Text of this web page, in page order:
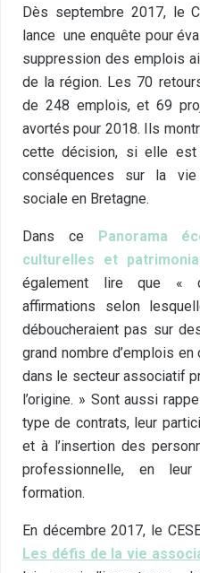
Dès septembre 2017, le
lance une enquête pour
suppression des emplois
de la région. Les 70
de 248 emplois, et 69
avortés pour 2018. Ils
cette décision, si elle est
conséquences sur la
sociale en Bretagne.
Dans ce Panorama
culturelles et
également lire que «
affirmations selon
déboucheraient pas sur
grand nombre d’emplois
dans le secteur associatif
l’origine. » Sont aussi
type de contrats, leur
et à l’insertion des
professionnelle, en
formation.
En décembre 2017, le
Les défis de la vie